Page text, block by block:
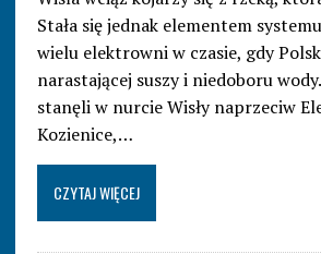
Stała się jednak elementem
wielu elektrowni w czasie, gdy
narastającej suszy i niedoboru
stanęli w nurcie Wisły naprzeciw
Kozienice,…
CZYTAJ WIĘCEJ